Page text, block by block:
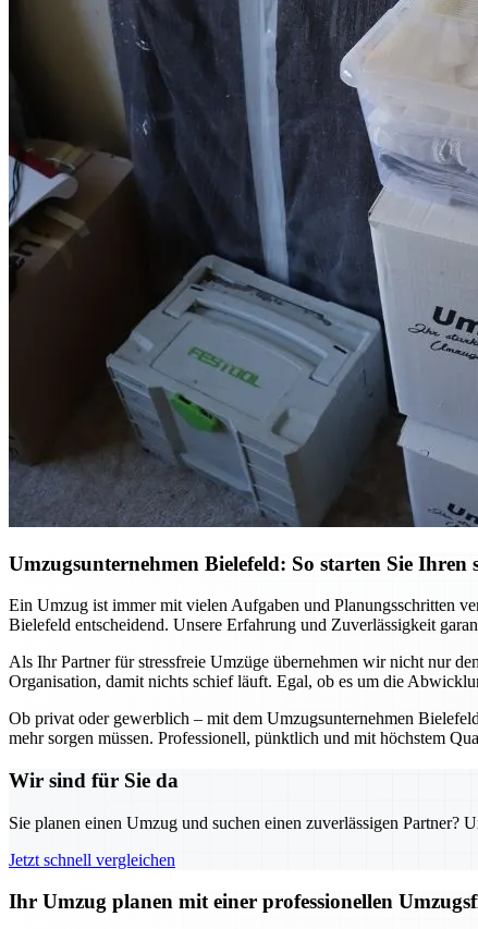
Umzugsunternehmen Bielefeld: So starten Sie Ihren
Ein Umzug ist immer mit vielen Aufgaben und Planungsschritten
Bielefeld entscheidend. Unsere Erfahrung und Zuverlässigkeit
Als Ihr Partner für stressfreie Umzüge übernehmen wir nicht nur
Organisation, damit nichts schief läuft. Egal, ob es um die
Ob privat oder gewerblich – mit dem Umzugsunternehmen
mehr sorgen müssen. Professionell, pünktlich und mit höchstem
Wir sind für Sie da
Sie planen einen Umzug und suchen einen zuverlässigen Partner?
Jetzt schnell vergleichen
Ihr Umzug planen mit einer professionellen